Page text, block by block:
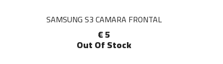
SAMSUNG S3 CAMARA FRONTAL
€ 5
Out Of Stock